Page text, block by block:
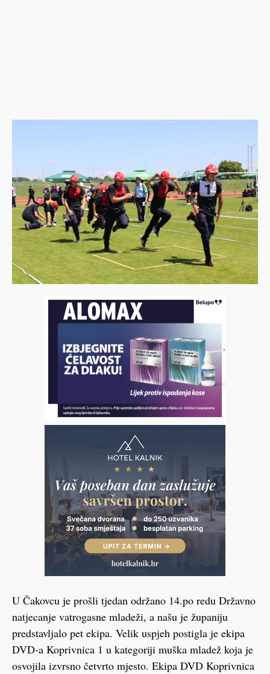
U Čakovcu je prošli tjedan održano 14.po redu Državno
natjecanje vatrogasne mladeži, a našu je županiju
predstavljalo pet ekipa. Velik uspjeh postigla je ekipa
DVD-a Koprivnica 1 u kategoriji muška mladež koja je
osvojila izvrsno četvrto mjesto. Ekipa DVD Koprivnica